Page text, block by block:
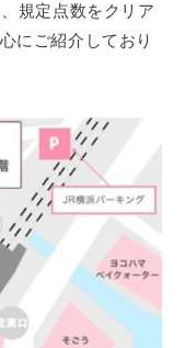
規定点数をクリア
にご紹介しており